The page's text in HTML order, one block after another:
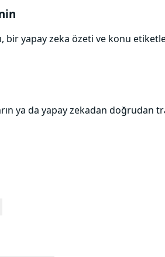
bir yapay zeka özeti ve konu
ya da yapay zekadan